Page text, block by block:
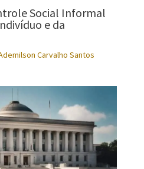
Social Informal
e da
Carvalho Santos